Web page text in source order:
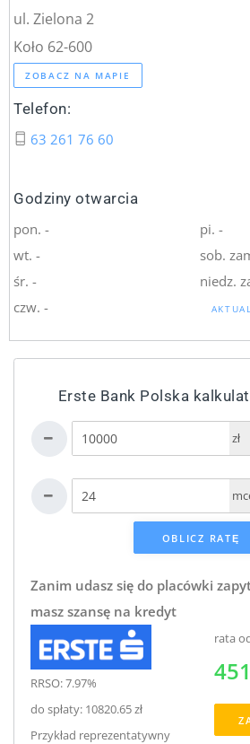
ul. Zielona 2
Koło 62-600
ZOBACZ NA MAPIE
Telefon:
63 261 76 60
Godziny otwarcia
pon. -
wt. -
śr. -
czw. -
pi. -
sob.
niedz.
Erste Bank Polska
zł
Zanim udasz się do placówki
masz szansę na kredyt
RRSO: 7.97%
do spłaty: 10820.65 zł
Przykład reprezentatywny
rata